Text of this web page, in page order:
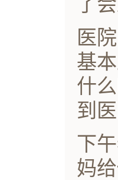
医
基
什
到
下
妈